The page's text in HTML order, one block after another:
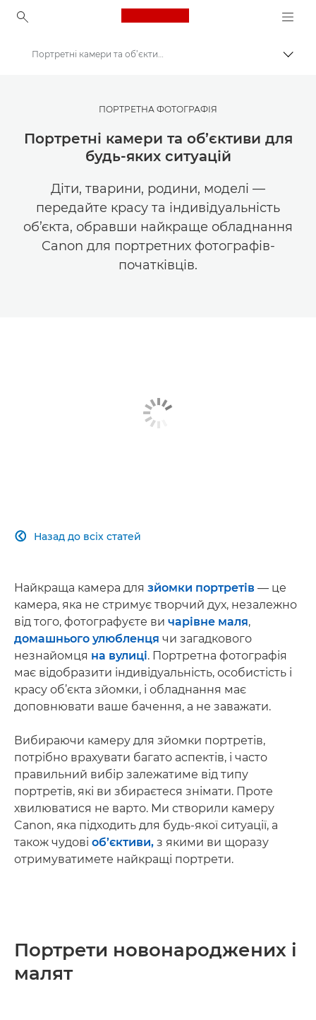
Canon Logo, back to
Ресурси для натхнення | Поради щодо фотографування і друку та рекомендації для покупців
Фотографування та друк: поради та методи
Портретні камери та об’єктиви для будь-яких ситуацій
ПОРТРЕТНА ФОТОГРАФІЯ
Портретні камери та об’єктиви для
будь-яких ситуацій
Діти, тварини, родини, моделі —
передайте красу та індивідуальність
об’єкта, обравши найкраще обладнання
Canon для портретних фотографів-
початківців.
Назад до всіх статей

Найкраща камера для зйомки портретів — це
камера, яка не стримує творчий дух, незалежно
від того, фотографуєте ви чарівне маля,
домашнього улюбленця чи загадкового
незнайомця на вулиці. Портретна фотографія
має відобразити індивідуальність, особистість і
красу об’єкта зйомки, і обладнання має
доповнювати ваше бачення, а не заважати.
Вибираючи камеру для зйомки портретів,
потрібно врахувати багато аспектів, і часто
правильний вибір залежатиме від типу
портретів, які ви збираєтеся знімати. Проте
хвилюватися не варто. Ми створили камеру
Canon, яка підходить для будь-якої ситуації, а
також чудові об’єктиви, з якими ви щоразу
отримуватимете найкращі портрети.
Портрети новонароджених і
малят